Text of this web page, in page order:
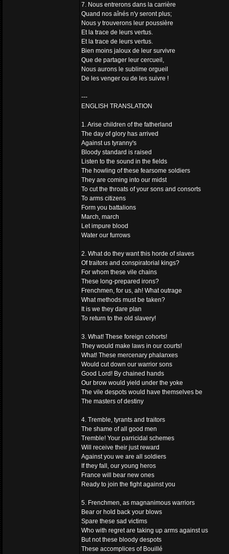
7. Nous entrerons dans la carrière
Quand nos aînés n'y seront plus;
Nous y trouverons leur poussière
Et la trace de leurs vertus.
Et la trace de leurs vertus.
Bien moins jaloux de leur survivre
Que de partager leur cercueil,
Nous aurons le sublime orgueil
De les venger ou de les suivre !
---
ENGLISH TRANSLATION
1. Arise children of the fatherland
The day of glory has arrived
Against us tyranny's
Bloody standard is raised
Listen to the sound in the fields
The howling of these fearsome soldiers
They are coming into our midst
To cut the throats of your sons and consorts
To arms citizens
Form you battalions
March, march
Let impure blood
Water our furrows
2. What do they want this horde of slaves
Of traitors and conspiratorial kings?
For whom these vile chains
These long-prepared irons?
Frenchmen, for us, ah! What outrage
What methods must be taken?
It is we they dare plan
To return to the old slavery!
3. What! These foreign cohorts!
They would make laws in our courts!
What! These mercenary phalanxes
Would cut down our warrior sons
Good Lord! By chained hands
Our brow would yield under the yoke
The vile despots would have themselves be
The masters of destiny
4. Tremble, tyrants and traitors
The shame of all good men
Tremble! Your parricidal schemes
Will receive their just reward
Against you we are all soldiers
If they fall, our young heros
France will bear new ones
Ready to join the fight against you
5. Frenchmen, as magnanimous warriors
Bear or hold back your blows
Spare these sad victims
Who with regret are taking up arms against us
But not these bloody despots
These accomplices of Bouillé